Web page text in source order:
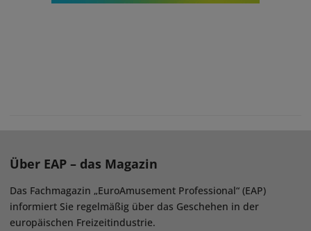
Über EAP – das Magazin
Das Fachmagazin „EuroAmusement Professional“ (EAP)
informiert Sie regelmäßig über das Geschehen in der
europäischen Freizeitindustrie.